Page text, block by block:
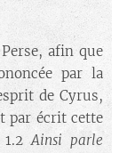
afin que
par la
de Cyrus,
par écrit cette
1.2Ainsi parle